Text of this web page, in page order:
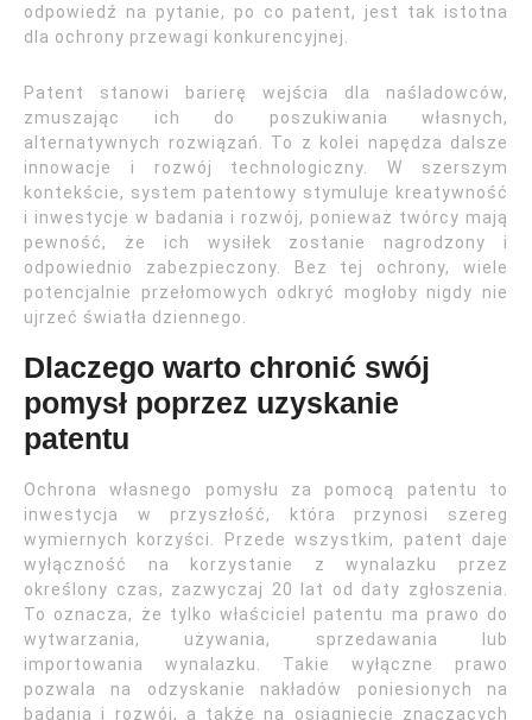
odpowiedź na pytanie, po co patent, jest tak istotna
dla ochrony przewagi konkurencyjnej.
Patent stanowi barierę wejścia dla naśladowców,
zmuszając ich do poszukiwania własnych,
alternatywnych rozwiązań. To z kolei napędza dalsze
innowacje i rozwój technologiczny. W szerszym
kontekście, system patentowy stymuluje kreatywność
i inwestycje w badania i rozwój, ponieważ twórcy mają
pewność, że ich wysiłek zostanie nagrodzony i
odpowiednio zabezpieczony. Bez tej ochrony, wiele
potencjalnie przełomowych odkryć mogłoby nigdy nie
ujrzeć światła dziennego.
Dlaczego warto chronić swój
pomysł poprzez uzyskanie
patentu
Ochrona własnego pomysłu za pomocą patentu to
inwestycja w przyszłość, która przynosi szereg
wymiernych korzyści. Przede wszystkim, patent daje
wyłączność na korzystanie z wynalazku przez
określony czas, zazwyczaj 20 lat od daty zgłoszenia.
To oznacza, że tylko właściciel patentu ma prawo do
wytwarzania, używania, sprzedawania lub
importowania wynalazku. Takie wyłączne prawo
pozwala na odzyskanie nakładów poniesionych na
badania i rozwój, a także na osiągnięcie znaczących